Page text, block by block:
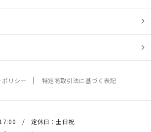
リシー 特定商取引法に基づく表記
17:00 / 定休日：土日祝